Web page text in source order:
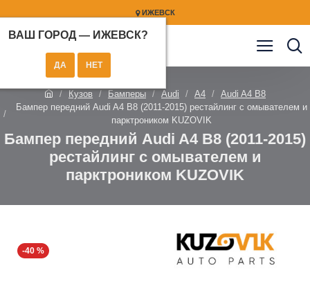
ИЖЕВСК
ВАШ ГОРОД — ИЖЕВСК?
Кузов Бамперы Audi A4
Audi A4 B8
Бампер передний Audi A4 B8 (2011-2015) рестайлинг с омывателем и
парктроником KUZOVIK
Бампер передний Audi A4 B8 (2011-2015)
рестайлинг с омывателем и
парктроником KUZOVIK
-40 %